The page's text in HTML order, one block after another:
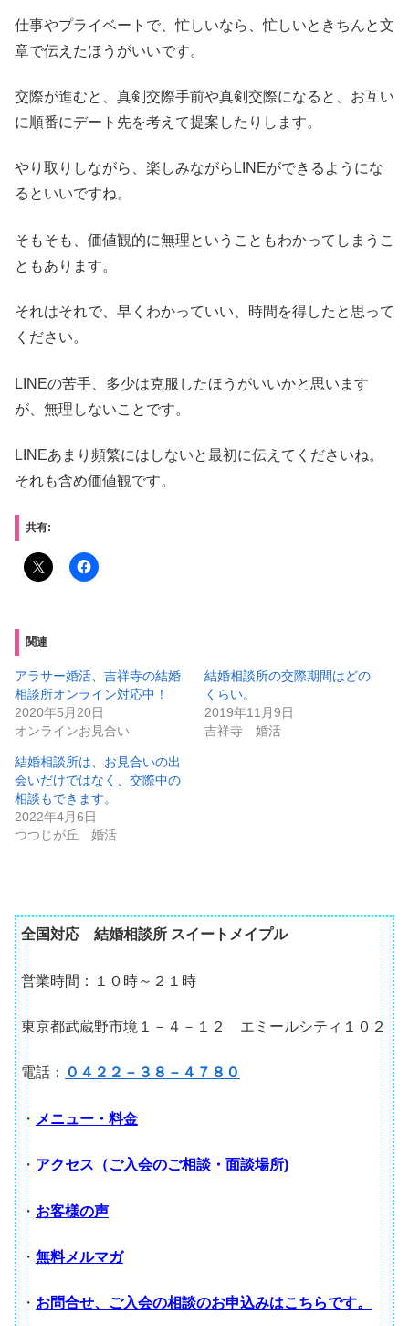
仕事やプライベートで、忙しいなら、忙しいときちんと文
章で伝えたほうがいいです。
交際が進むと、真剣交際手前や真剣交際になると、お互い
に順番にデート先を考えて提案したりします。
やり取りしながら、楽しみながらLINEができるようにな
るといいですね。
そもそも、価値観的に無理ということもわかってしまうこ
ともあります。
それはそれで、早くわかっていい、時間を得したと思って
ください。
LINEの苦手、多少は克服したほうがいいかと思います
が、無理しないことです。
LINEあまり頻繁にはしないと最初に伝えてくださいね。
それも含め価値観です。
共有:
関連
アラサー婚活、吉祥寺の結婚
相談所オンライン対応中！
2020年5月20日
オンラインお見合い
結婚相談所の交際期間はどの
くらい。
2019年11月9日
吉祥寺 婚活
結婚相談所は、お見合いの出
会いだけではなく、交際中の
相談もできます。
2022年4月6日
つつじが丘 婚活
全国対応 結婚相談所 スイートメイプル
営業時間：１０時～２１時
東京都武蔵野市境１－４－１２ エミールシティ１０２
電話： ０４２２－３８－４７８０
・ メニュー・料金
・ アクセス（ご入会のご相談・面談場所)
・ お客様の声
・ 無料メルマガ
・ お問合せ、ご入会の相談のお申込みはこちらです。